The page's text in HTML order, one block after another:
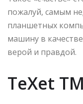
пожалуй, самым
планшетных
машину в
верой и правдой.
TeXet